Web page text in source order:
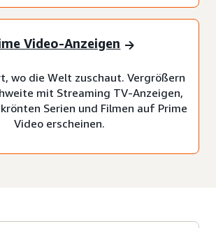
Video-Anzeigen
wo die Welt zuschaut. Vergrößern
mit Streaming TV-Anzeigen,
Serien und Filmen auf Prime
Video erscheinen.